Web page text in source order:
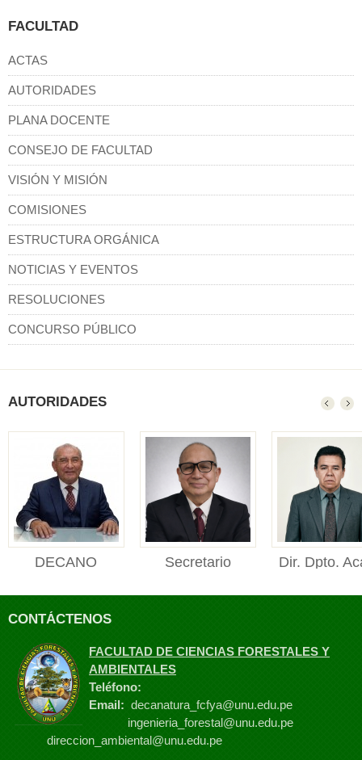
FACULTAD
ACTAS
AUTORIDADES
PLANA DOCENTE
CONSEJO DE FACULTAD
VISIÓN Y MISIÓN
COMISIONES
ESTRUCTURA ORGÁNICA
NOTICIAS Y EVENTOS
RESOLUCIONES
CONCURSO PÚBLICO
AUTORIDADES
DECANO
Ciencias Forestales y
Ambienta...
Secretario
Dir. Dpto.
Fores...
CONTÁCTENOS
FACULTAD DE CIENCIAS FORESTALES Y
AMBIENTALES
Teléfono:
Email: decanatura_fcfya@unu.edu.pe
ingenieria_forestal@unu.edu.pe
direccion_ambiental@unu.edu.pe